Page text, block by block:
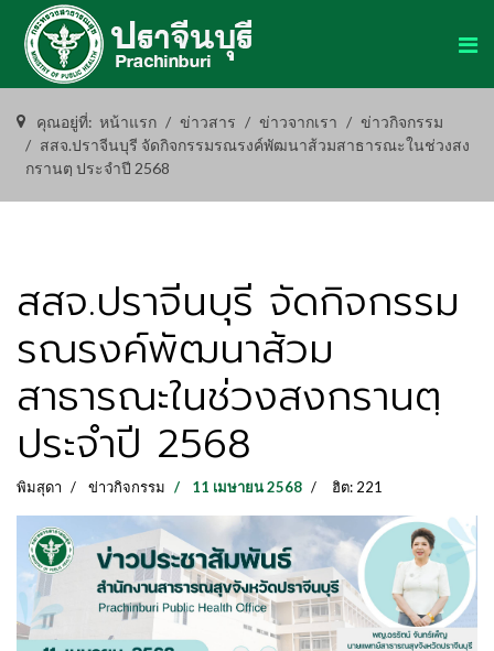
คุณอยู่ที่: หน้าแรก ข่าวสาร ข่าวจากเรา
ข่าวกิจกรรม
สสจ.ปราจีนบุรี จัดกิจกรรมรณรงค์พัฒนาส้วมสาธารณะในช่วงสง
กรานตฺ ประจำปี 2568
สสจ.ปราจีนบุรี จัดกิจกรรม
รณรงค์พัฒนาส้วม
สาธารณะในช่วงสงกรานตฺ
ประจำปี 2568
พิมสุดา ข่าวกิจกรรม 11 เมษายน 2568 ฮิต: 221